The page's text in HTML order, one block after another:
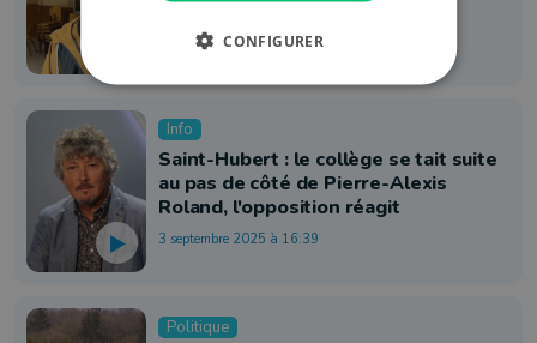
Info
Saint-Hubert : le collège se tait suite
au pas de côté de Pierre-Alexis
Roland, l'opposition réagit
3 septembre 2025 à 16:39
Politique
CONFIGURER